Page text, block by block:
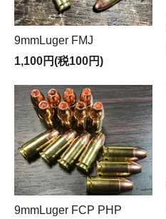
9mmLuger FMJ
1,100円(税100円)
9mmLuger FCP PHP